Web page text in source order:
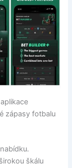
zápasy fotbalu
škálu